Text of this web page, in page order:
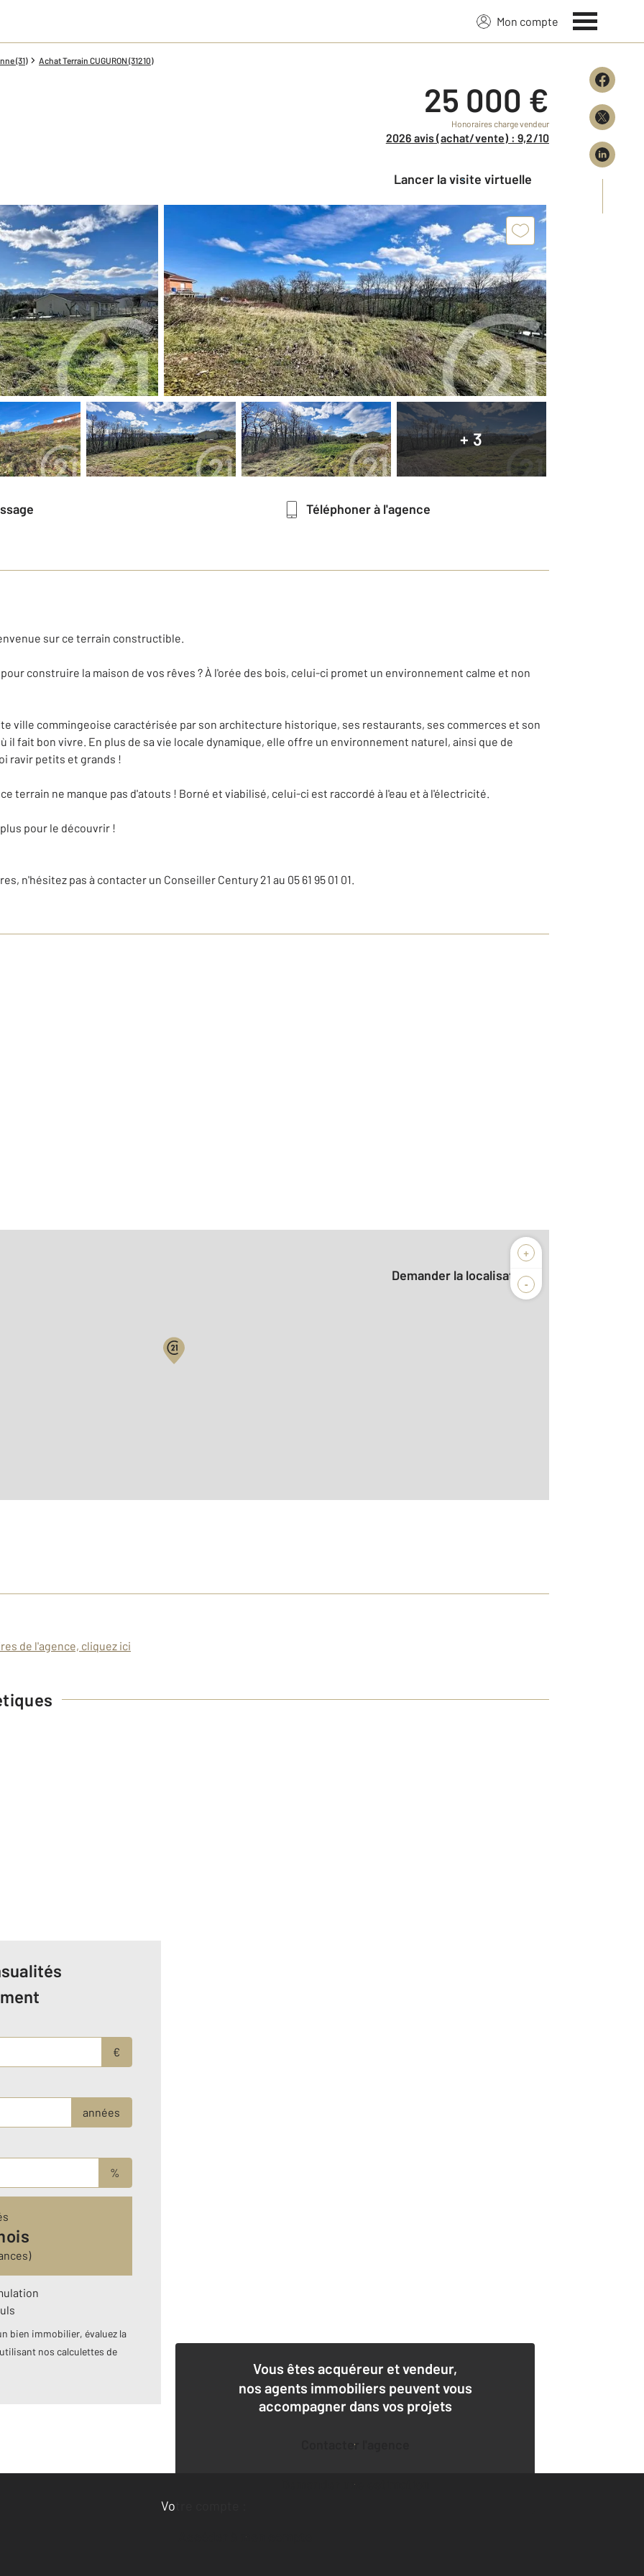
Mon compte
(31) Achat Terrain CUGURON (31210)
25 000 €
Honoraires charge vendeur
2026 avis (achat/vente) : 9,2/10
Lancer la visite virtuelle
+ 3
Téléphoner à l'agence
sur ce terrain constructible.
construire la maison de vos rêves ? À l'orée des bois, celui-ci promet un environnement calme et non
ville commingeoise caractérisée par son architecture historique, ses restaurants, ses commerces et son
il fait bon vivre. En plus de sa vie locale dynamique, elle offre un environnement naturel, ainsi que de
ravir petits et grands !
terrain ne manque pas d'atouts ! Borné et viabilisé, celui-ci est raccordé à l'eau et à l'électricité.
pour le découvrir !
n'hésitez pas à contacter un Conseiller Century 21 au 05 61 95 01 01.
+
-
Demander la localisation
de l'agence, cliquez ici
€
années
%
bien immobilier, évaluez la
nos calculettes de
Vous êtes acquéreur et vendeur,
nos agents immobiliers peuvent vous
accompagner dans vos projets
Contacter l'agence
Demander une estimation
Votre compte :
Accéder à mon compte